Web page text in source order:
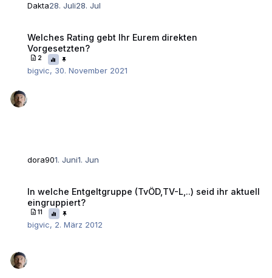
Dakta28. Juli28. Jul
Welches Rating gebt Ihr Eurem direkten
Vorgesetzten?
2
bigvic, 30. November 2021
dora901. Juni1. Jun
In welche Entgeltgruppe (TvÖD,TV-L,..) seid ihr aktuell
eingruppiert?
11
bigvic, 2. März 2012